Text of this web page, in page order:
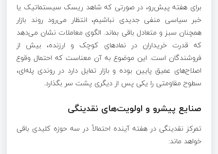
برای هفته پیش‌رو، در صورتی که شاهد ریسک سیستماتیک یا
خبر سیاسی منفی جدیدی نباشیم، انتظار می‌رود روند بازار
همچنان سبز و متعادل باقی بماند. الگوی معاملات نشان می‌دهد
که قدرت خریداران در نماد‌های کوچک و ارزنده، بیش از
فروشندگان است. این موضوع به آن معناست که احتمال وقوع
اصلاح‌های عمیق پایین بوده و بازار تمایل دارد در روندی پله‌ای،
سطوح مقاومتی را یکی پس از دیگری پشت سر بگذارد.
صنایع پیشرو و اولویت‌های نقدینگی
تمرکز نقدینگی در هفته آینده احتمالاً در سه حوزه کلیدی باقی
خواهد ماند: